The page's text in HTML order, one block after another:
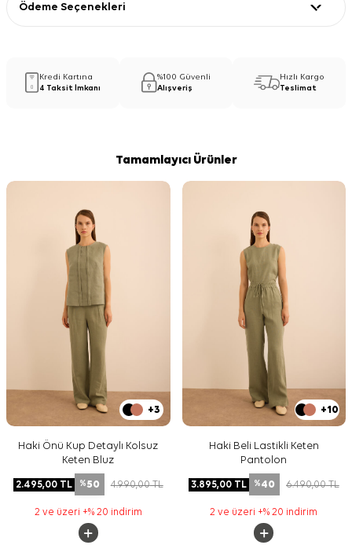
Ödeme Seçenekleri
Kredi Kartına
4 Taksit İmkanı
%100 Güvenli
Alışveriş
Hızlı Kargo
Teslimat
Tamamlayıcı Ürünler
+3
Haki Önü Kup Detaylı Kolsuz
Keten Bluz
2.495,00TL %50 4.990,00TL
2 ve üzeri +% 20 indirim
+10
Haki Beli Lastikli Keten
Pantolon
3.895,00TL %40 6.490,00TL
2 ve üzeri +% 20 indirim